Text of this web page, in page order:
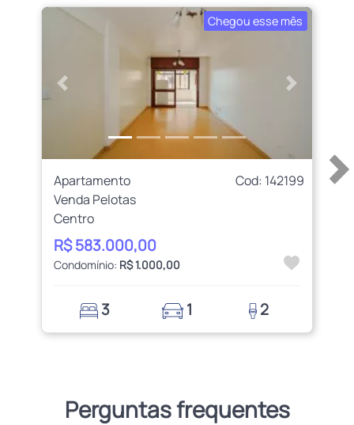
Chegou esse mês
Anterior Próximo
Apartamento
Cod: 142199
Venda Pelotas
Centro
R$ 583.000,00
Condomínio: R$ 1.000,00
3 1 2
Perguntas frequentes